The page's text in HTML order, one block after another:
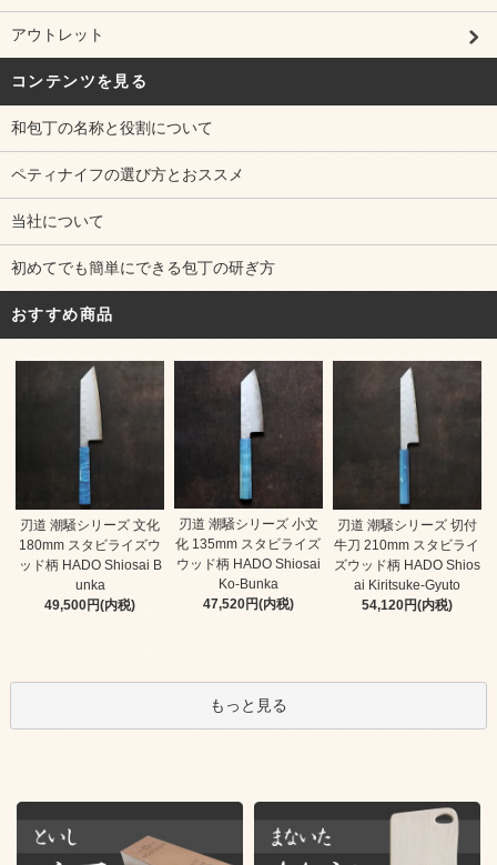
アウトレット
コンテンツを見る
和包丁の名称と役割について
ペティナイフの選び方とおススメ
当社について
初めてでも簡単にできる包丁の研ぎ方
おすすめ商品
刃道 潮騒シリーズ 文化
180mm スタビライズウ
ッド柄 HADO Shiosai B
unka
49,500円(内税)
刃道 潮騒シリーズ 小文
化 135mm スタビライズ
ウッド柄 HADO Shiosai
Ko-Bunka
47,520円(内税)
刃道 潮騒シリーズ 切付
牛刀 210mm スタビライ
ズウッド柄 HADO Shios
ai Kiritsuke-Gyuto
54,120円(内税)
もっと見る